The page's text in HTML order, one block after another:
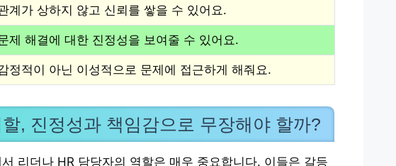
계가 상하지 않고 신뢰를 쌓을 수 있어요.
제 해결에 대한 진정성을 보여줄 수 있어요.
정적이 아닌 이성적으로 문제에 접근하게 해줘요.
, 진정성과 책임감으로 무장해야 할까?
리더나 HR 담당자의 역할은 매우 중요합니다. 이들은 갈등